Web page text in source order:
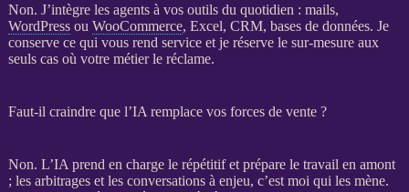
Non. J’intègre les agentsà vos outils du quotidien : mails,
WordPressou WooCommerce, Excel, CRM, bases de données. Je
conserve ce qui vous rend service et je réserve le sur-mesure aux
seuls cas où votre métier le réclame.
Faut-il craindre que l’IA remplace vos forces de vente ?
Non. L’IA prend en charge le répétitif et prépare le travail en amont
; les arbitrages et les conversations à enjeu, c’est moi qui les mène.